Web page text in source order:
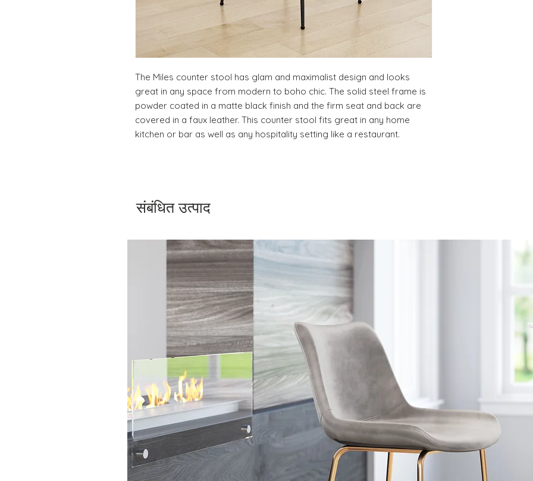
The Miles counter stool has glam and maximalist design and looks
great in any space from modern to boho chic. The solid steel frame is
powder coated in a matte black finish and the firm seat and back are
covered in a faux leather. This counter stool fits great in any home
kitchen or bar as well as any hospitality setting like a restaurant.
संबंधित उत्पाद